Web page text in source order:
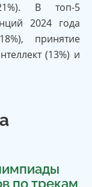
В топ-5
2024 года
принятие
(13%) и
по трекам